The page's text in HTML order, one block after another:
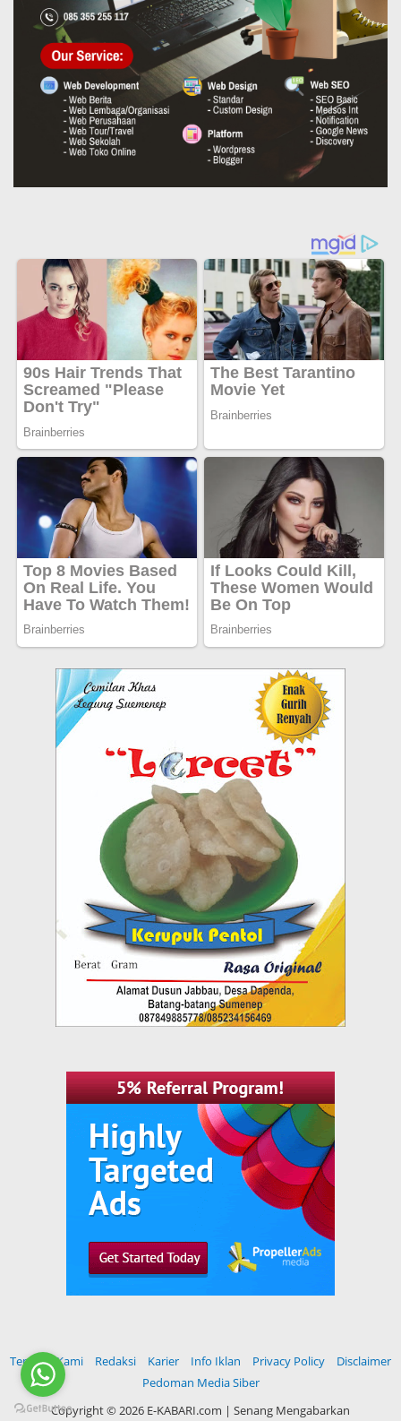
Tentang Kami Redaksi Karier Info Iklan Privacy Policy
Disclaimer
Pedoman Media Siber
Copyright ©2026 E-KABARI.com | Senang Mengabarkan